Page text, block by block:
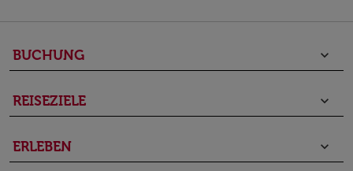
BUCHUNG keyboard_arrow_down
REISEZIELE keyboard_arrow_down
ERLEBEN keyboard_arrow_down